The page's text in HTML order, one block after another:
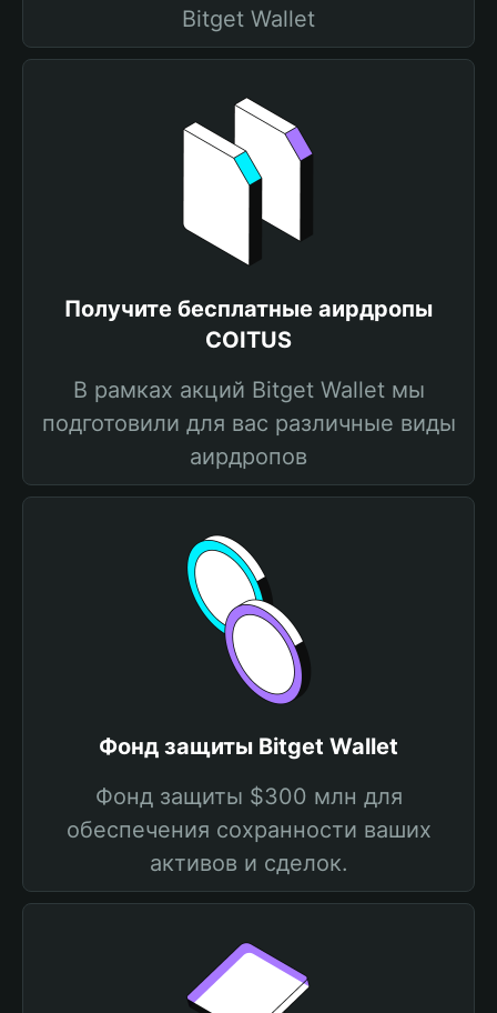
Bitget Wallet
Получите бесплатные аирдропы
COITUS
В рамках акций Bitget Wallet мы
подготовили для вас различные виды
аирдропов
Фонд защиты Bitget Wallet
Фонд защиты $300 млн для
обеспечения сохранности ваших
активов и сделок.